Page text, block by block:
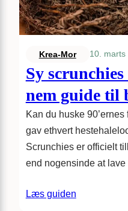
Krea-Mor 10. marts
Sy
nem guide til
Kan du huske
gav ethvert
Scrunchies er officielt
end nogensinde at
Læs guiden